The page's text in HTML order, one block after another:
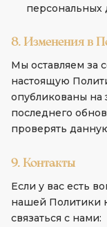
персональных
8. Изменения в
Мы оставляем за
настоящую
опубликованы на
последнего
проверять
9. Контакты
Если у вас есть
нашей Политики
связаться с нами: